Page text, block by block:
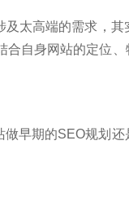
高端的需求，其
合自身网站的定位
期的SEO规划还